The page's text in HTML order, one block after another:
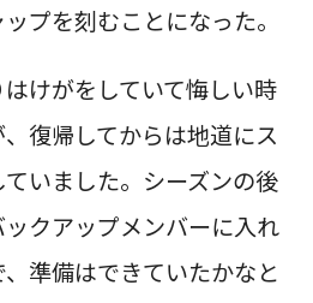
プを刻むことになった。
はけがをしていて悔しい時
復帰してからは地道にス
いました。シーズンの後
クアップメンバーに入れ
準備はできていたかなと